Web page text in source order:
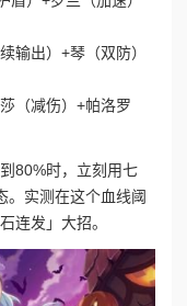
输出）+琴（双防）
（减伤）+帕洛罗
80%时，立刻用七
。实测在这个血线阈
连发」大招。